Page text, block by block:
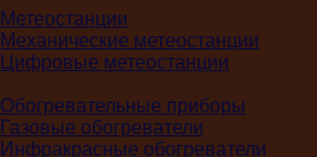
Метеостанции
Механические метеостанции
Цифровые метеостанции
Обогревательные приборы
Газовые обогреватели
Инфракрасные обогреватели